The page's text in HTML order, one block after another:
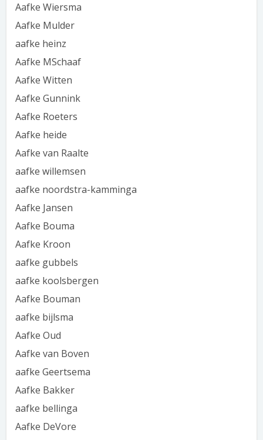
Aafke Wiersma
Aafke Mulder
aafke heinz
Aafke MSchaaf
Aafke Witten
Aafke Gunnink
Aafke Roeters
Aafke heide
Aafke van Raalte
aafke willemsen
aafke noordstra-kamminga
Aafke Jansen
Aafke Bouma
Aafke Kroon
aafke gubbels
aafke koolsbergen
Aafke Bouman
aafke bijlsma
Aafke Oud
Aafke van Boven
aafke Geertsema
Aafke Bakker
aafke bellinga
Aafke DeVore